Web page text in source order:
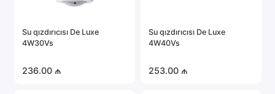
Su qızdırıcısı De Luxe
4W30Vs
236.00 ₼
Su qızdırıcısı De Luxe
4W40Vs
253.00 ₼